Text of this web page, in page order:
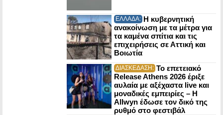
ΕΛΛΑΔΑ: Η κυβερνητική
ανακοίνωση με τα μέτρα για
τα καμένα σπίτια και τις
επιχειρήσεις σε Αττική και
Βοιωτία
ΔΙΑΣΚΕΔΑΣΗ: Το επετειακό
Release Athens 2026 έριξε
αυλαία με αξέχαστα live και
μοναδικές εμπειρίες – Η
Allwyn έδωσε τον δικό της
ρυθμό στο φεστιβάλ